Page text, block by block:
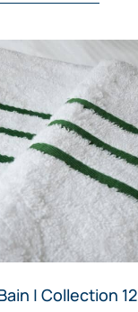
| Collection 12